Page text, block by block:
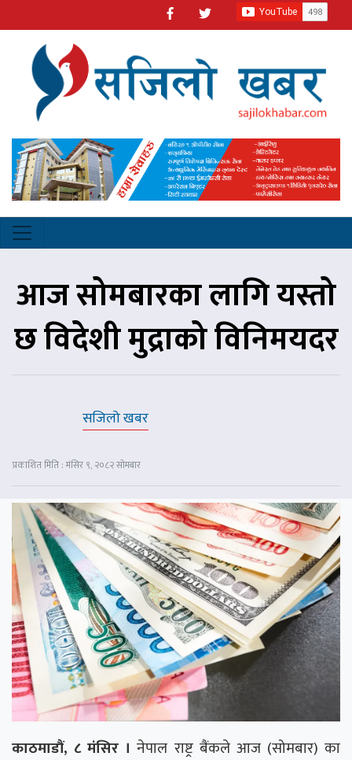
आज सोमबारका लागि यस्तो
छ विदेशी मुद्राको विनिमयदर
सजिलो खबर
प्रकाशित मिति : मंसिर ९, २०८२ सोमबार
काठमाडौं, ८ मंसिर । नेपाल राष्ट्र बैंकले आज (सोमबार) का